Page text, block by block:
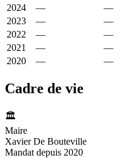
2024
— —
2023
— —
2022
— —
2021
— —
2020
— —
Cadre de vie
🏛️
Maire
Xavier De Bouteville
Mandat depuis 2020